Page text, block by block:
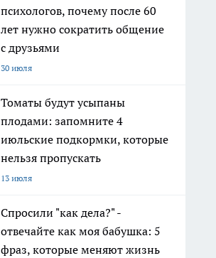
психологов, почему после 60
лет нужно сократить общение
с друзьями
30 июля
Томаты будут усыпаны
плодами: запомните 4
июльские подкормки, которые
нельзя пропускать
13 июля
Спросили "как дела?" -
отвечайте как моя бабушка: 5
фраз, которые меняют жизнь